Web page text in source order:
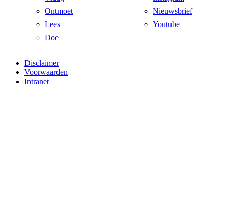
Ontmoet
Lees
Doe
Nieuwsbrief
Youtube
Disclaimer
Voorwaarden
Intranet